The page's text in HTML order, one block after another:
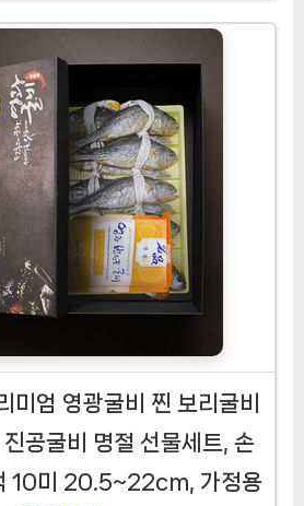
미엄 영광굴비 찐 보리굴비
공굴비 명절 선물세트, 손
10미 20.5~22cm, 가정용